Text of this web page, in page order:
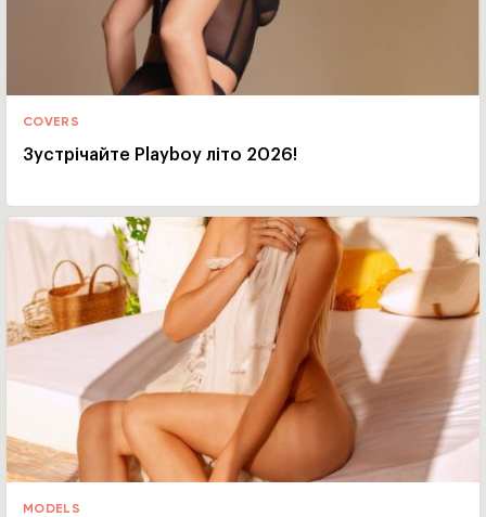
COVERS
Зустрічайте Playboy літо 2026!
MODELS